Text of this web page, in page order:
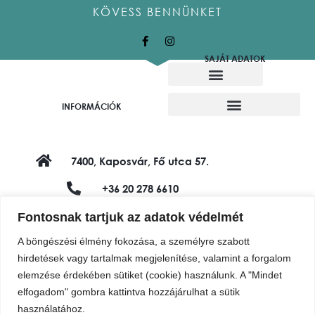
Fontosnak tartjuk az adatok védelmét
A böngészési élmény fokozása, a személyre szabott
hirdetések vagy tartalmak megjelenítése, valamint a forgalom
elemzése érdekében sütiket (cookie) használunk. A "Mindet
elfogadom" gombra kattintva hozzájárulhat a sütik
használatához.
KÖVESS BENNÜNKET
INFORMÁCIÓK
SAJÁT ADATOK
7400, Kaposvár, Fő utca 57.
+36 20 278 6610
shop@vadviragalapitvany.hu